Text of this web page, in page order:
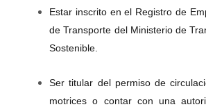
Estar inscrito en el Registro de
de Transporte del Ministerio de
Sostenible.
Ser titular del permiso de
motrices o contar con una